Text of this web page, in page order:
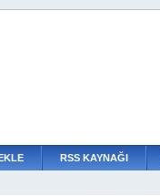
RSS KAYNAĞI